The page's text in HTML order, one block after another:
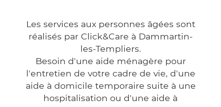
Les services aux personnes âgées sont
réalisés par Click&Care à Dammartin-
les-Templiers.
Besoin d'une aide ménagère pour
l'entretien de votre cadre de vie, d'une
aide à domicile temporaire suite à une
hospitalisation ou d'une aide à